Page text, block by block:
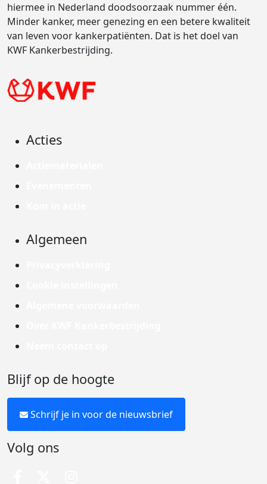
hiermee in Nederland doodsoorzaak nummer één.
Minder kanker, meer genezing en een betere kwaliteit
van leven voor kankerpatiënten. Dat is het doel van
KWF Kankerbestrijding.
Acties
Algemeen
Blijf op de hoogte
Schrijf je in voor de nieuwsbrief
Volg ons